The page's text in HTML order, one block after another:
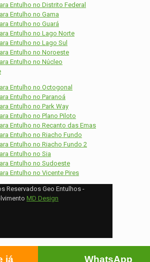
Entulho no Distrito Federal
Entulho no Gama
Entulho no Guará
Entulho no Lago Norte
Entulho no Lago Sul
Entulho no Noroeste
Entulho no Núcleo
Entulho no Octogonal
Entulho no Paranoá
Entulho no Park Way
Entulho no Plano Piloto
Entulho no Recanto das Emas
Entulho no Riacho Fundo
Entulho no Riacho Fundo 2
Entulho no Sia
Entulho no Sudoeste
Entulho no Vicente Pires
Reservados Geo Entulhos -
MD Design
já WhatsApp